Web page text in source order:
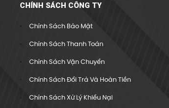
CHÍNH SÁCH CÔNG TY
Chính Sách Bảo Mật
Chính Sách Thanh Toán
Chính Sách Vận Chuyển
Chính Sách Đổi Trả Và Hoàn Tiền
Chính Sách Xử Lý Khiếu Nại